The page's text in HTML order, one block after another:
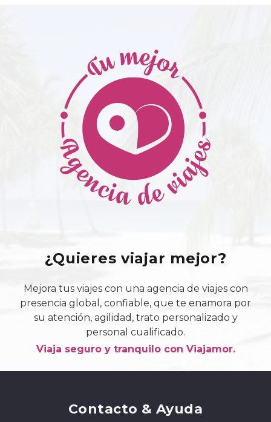
¿Quieres viajar mejor?
Mejora tus viajes con una agencia de viajes con
presencia global, confiable, que te enamora por
su atención, agilidad, trato personalizado y
personal cualificado.
Viaja seguro y tranquilo con Viajamor.
Contacto & Ayuda